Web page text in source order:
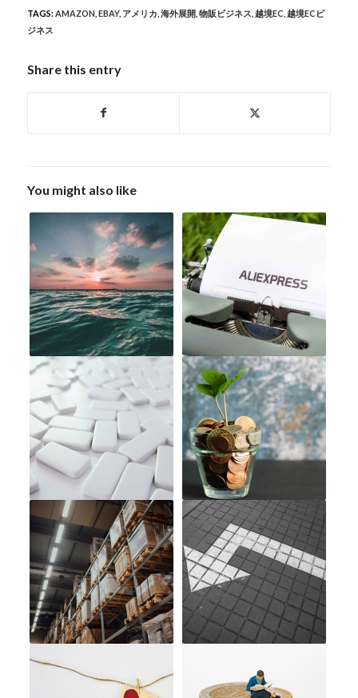
TAGS:AMAZON EBAY, アメリカ 海外展開 物販ビジネス 越境EC 越境ECビ
ジネス
Share this entry
You might also like